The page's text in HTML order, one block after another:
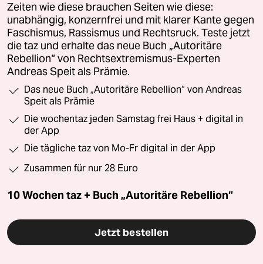
Zeiten wie diese brauchen Seiten wie diese:
unabhängig, konzernfrei und mit klarer Kante gegen
Faschismus, Rassismus und Rechtsruck. Teste jetzt
die taz und erhalte das neue Buch „Autoritäre
Rebellion“ von Rechtsextremismus-Experten
Andreas Speit als Prämie.
Das neue Buch „Autoritäre Rebellion“ von Andreas
Speit als Prämie
Die wochentaz jeden Samstag frei Haus + digital in
der App
Die tägliche taz von Mo-Fr digital in der App
Zusammen für nur 28 Euro
10 Wochen taz + Buch „Autoritäre Rebellion“
Jetzt bestellen